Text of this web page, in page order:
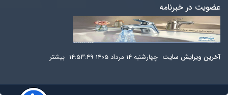
عضویت در خبرنامه
آخرين ويرايش سایت چهارشنبه 14 مرداد 1405 14:53:49 بيشتر